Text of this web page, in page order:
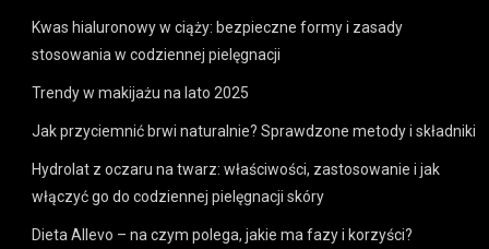
Kwas hialuronowy w ciąży: bezpieczne formy i zasady
stosowania w codziennej pielęgnacji
Trendy w makijażu na lato 2025
Jak przyciemnić brwi naturalnie? Sprawdzone metody i składniki
Hydrolat z oczaru na twarz: właściwości, zastosowanie i jak
włączyć go do codziennej pielęgnacji skóry
Dieta Allevo – na czym polega, jakie ma fazy i korzyści?